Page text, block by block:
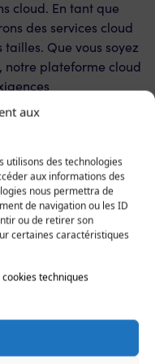
aux
utilisons des technologies
aux informations des
nous permettra de
de navigation ou les ID
ou de retirer son
certaines caractéristiques
techniques
cloud. En tant que
des services cloud
Que vous soyez
notre plateforme cloud
de services cloud
PME. Que vous ayez
mettre en place des
vos données
Linux ou Windows,
votre
fiable et évolutive est
actuels tout en
accompagner votre
performantes